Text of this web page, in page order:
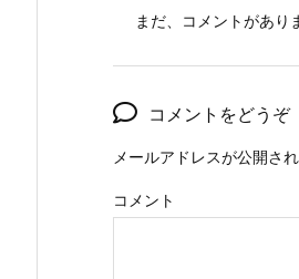
まだ、コメントがあり
コメントをどうぞ
メールアドレスが公開さ
コメント